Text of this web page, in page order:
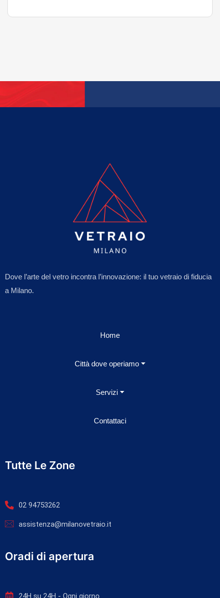
Dove l’arte del vetro incontra l’innovazione: il tuo vetraio di fiducia
a Milano.
Home
Città dove operiamo
Servizi
Contattaci
Tutte Le Zone
02 94753262
assistenza@milanovetraio.it
Oradi di apertura